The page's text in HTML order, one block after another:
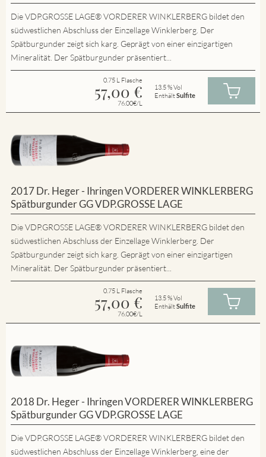
Die VDP.GROSSE LAGE® VORDERER WINKLERBERG bildet den
südwestlichen Abschluss der Einzellage Winklerberg. Der
Spätburgunder zeigt sich karg. Geprägt von einer einzigartigen
Mineralität. Der Spätburgunder präsentiert...
0.75 L Flasche
57,00 €
76.00€/L
13.5 % Vol
EnthältSulfite
2017 Dr. Heger - Ihringen VORDERER WINKLERBERG
Spätburgunder GG VDP.GROSSE LAGE
Die VDP.GROSSE LAGE® VORDERER WINKLERBERG bildet den
südwestlichen Abschluss der Einzellage Winklerberg. Der
Spätburgunder zeigt sich karg. Geprägt von einer einzigartigen
Mineralität. Der Spätburgunder präsentiert...
0.75 L Flasche
57,00 €
76.00€/L
13.5 % Vol
EnthältSulfite
2018 Dr. Heger - Ihringen VORDERER WINKLERBERG
Spätburgunder GG VDP.GROSSE LAGE
Die VDP.GROSSE LAGE® VORDERER WINKLERBERG bildet den
südwestlichen Abschluss der Einzellage Winklerberg, eine der